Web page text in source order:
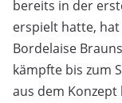
bereits in der
erspielt hatte, hat
Bordelaise
kämpfte bis zum
aus dem